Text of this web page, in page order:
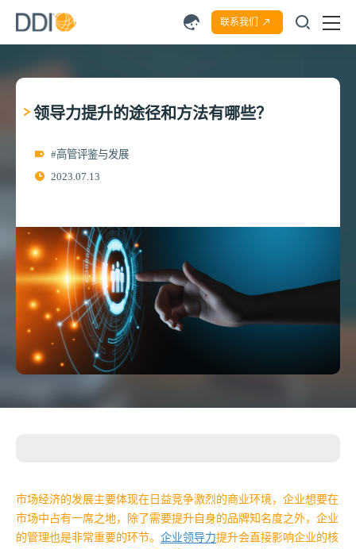
联系我们
领导力提升的途径和方法有哪些？
#高管评鉴与发展
2023.07.13
市场经济的发展主要体现在日益竞争激烈的商业环境，企业想要在
市场中占有一席之地，除了需要提升自身的品牌知名度之外，企业
的管理也是非常重要的环节。 企业领导力提升会直接影响企业的核